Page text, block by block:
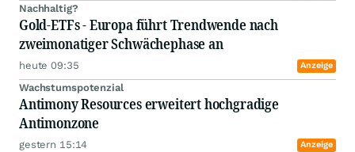
Nachhaltig?
Gold-ETFs - Europa führt Trendwende nach
zweimonatiger Schwächephase an
heute 09:35 Anzeige
Wachstumspotenzial
Antimony Resources erweitert hochgradige
Antimonzone
gestern 15:14 Anzeige